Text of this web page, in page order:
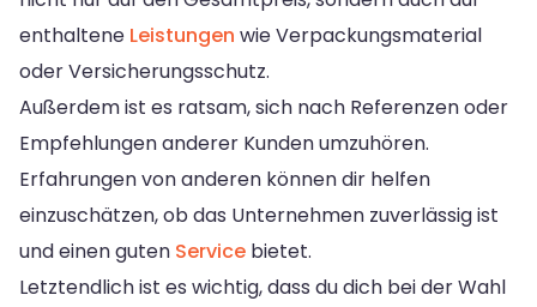
enthaltene Leistungen wie Verpackungsmaterial
oder Versicherungsschutz.
Außerdem ist es ratsam, sich nach Referenzen oder
Empfehlungen anderer Kunden umzuhören.
Erfahrungen von anderen können dir helfen
einzuschätzen, ob das Unternehmen zuverlässig ist
und einen guten Service bietet.
Letztendlich ist es wichtig, dass du dich bei der Wahl